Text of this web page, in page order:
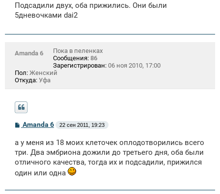
б
щ
е
и
Подсадили двух, оба прижились. Они были
5дневочками dai2
Amanda 6
Пока в пеленках
Сообщения: 86
Зарегистрирован: 06 ноя 2010, 17:00
Пол: Женский
Откуда: Уфа
С
о
б
щ
н
и
е
Amanda 6 22 сен 2011, 19:23
а у меня из 18 моих клеточек оплодотворились всего
три. Два эмбриона дожили до третьего дня, оба были
отличного качества, тогда их и подсадили, прижился
один или одна